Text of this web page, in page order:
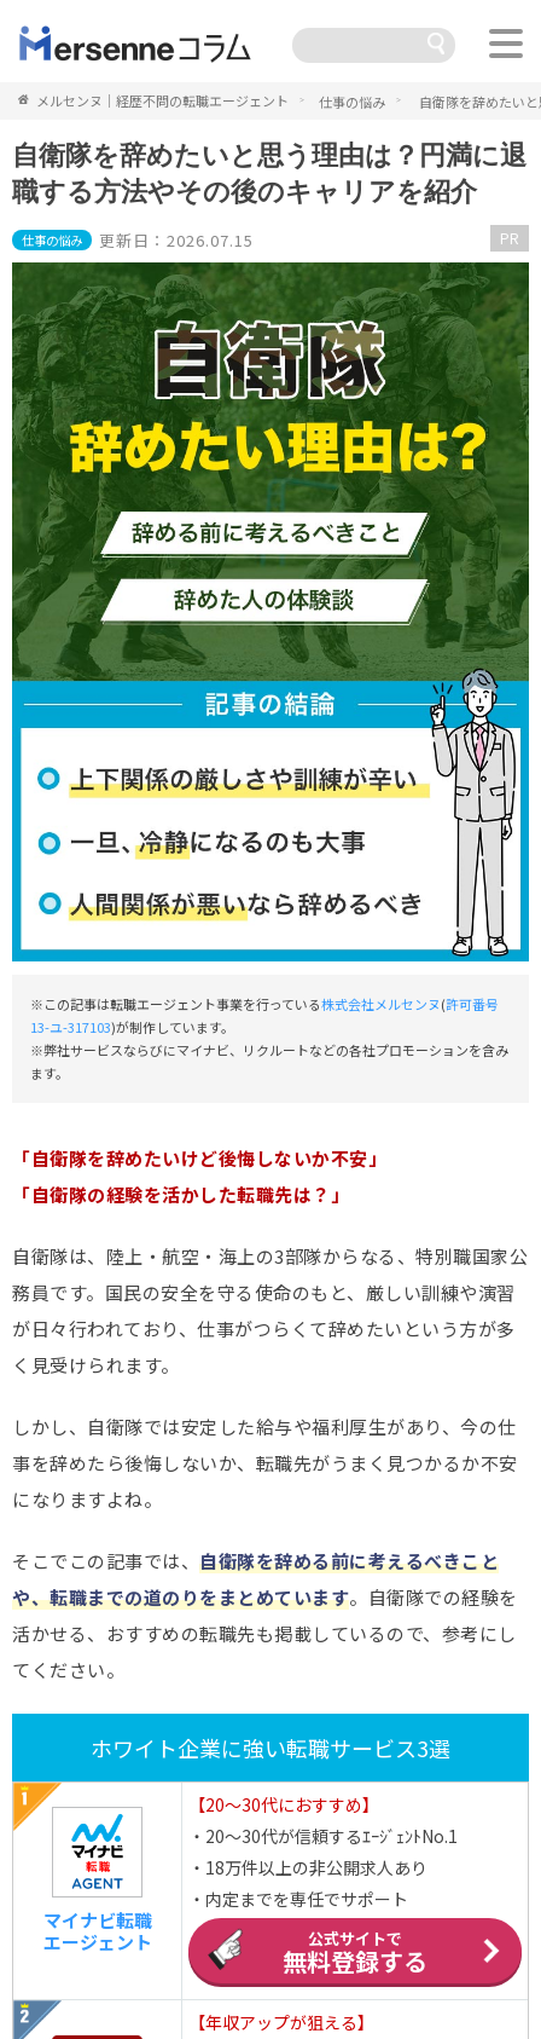
メルセンヌ｜経歴不問の転職エージェント 仕事の悩み 自衛隊を辞めたい
自衛隊を辞めたいと思う理由は？円満に退
職する方法やその後のキャリアを紹介
仕事の悩み 更新日：2026.07.15 PR
※この記事は転職エージェント事業を行っている株式会社メルセンヌ(許可番号
13-ユ-317103)が制作しています。
※弊社サービスならびにマイナビ、リクルートなどの各社プロモーションを含み
ます。
「自衛隊を辞めたいけど後悔しないか不安」
「自衛隊の経験を活かした転職先は？」
自衛隊は、陸上・航空・海上の3部隊からなる、特別職国家公
務員です。国民の安全を守る使命のもと、厳しい訓練や演習
が日々行われており、仕事がつらくて辞めたいという方が多
く見受けられます。
しかし、自衛隊では安定した給与や福利厚生があり、今の仕
事を辞めたら後悔しないか、転職先がうまく見つかるか不安
になりますよね。
そこでこの記事では、 自衛隊を辞める前に考えるべきこと
や、転職までの道のりをまとめています。自衛隊での経験を
活かせる、おすすめの転職先も掲載しているので、参考にし
てください。
ホワイト企業に強い転職サービス3選
マイナビ転職
エージェント
【20～30代におすすめ】
・20～30代が信頼するｴｰｼﾞｪﾝﾄNo.1
・18万件以上の非公開求人あり
・内定までを専任でサポート
公式サイトで
無料登録する
【年収アップが狙える】